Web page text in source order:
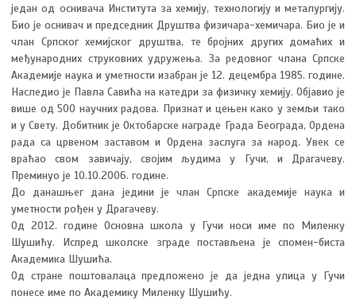
један од оснивача Института за хемију, технологију и металургију.
Био је оснивач и председник Друштва физичарa-хемичара. Био је и
члан Српског хемијског друштва, те бројних других домаћих и
међународних струковних удружења. За редовног члана Српске
Академије наука и уметности изабран је 12. децембра 1985. године.
Наследио је Павла Савића на катедри за физичку хемију. Објавио је
више од 500 научних радова. Признат и цењен како у земљи тако
и у Свету. Добитник је Октобарске награде Града Београда, Ордена
рада са црвеном заставом и Ордена заслуга за народ. Увек се
враћао свом завичају, својим људима у Гучи, и Драгачеву.
Преминуо је 10.10.2006. године.
До данашњег дана једини је члан Српске академије наука и
уметности рођен у Драгачеву.
Од 2012. године Основна школа у Гучи носи име по Миленку
Шушићу. Испред школске зграде постављена је спомен-биста
Академика Шушића.
Од стране поштовалаца предложено је да једна улица у Гучи
понесе име по Академику Миленку Шушићу.